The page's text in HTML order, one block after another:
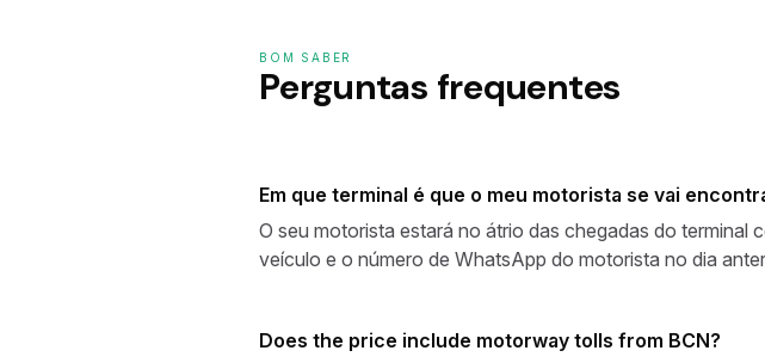
BOM SABER
Perguntas frequentes
Em que terminal é que o meu motorista se vai
O seu motorista estará no átrio das chegadas do
veículo e o número de WhatsApp do motorista no dia
Does the price include motorway tolls from BCN?